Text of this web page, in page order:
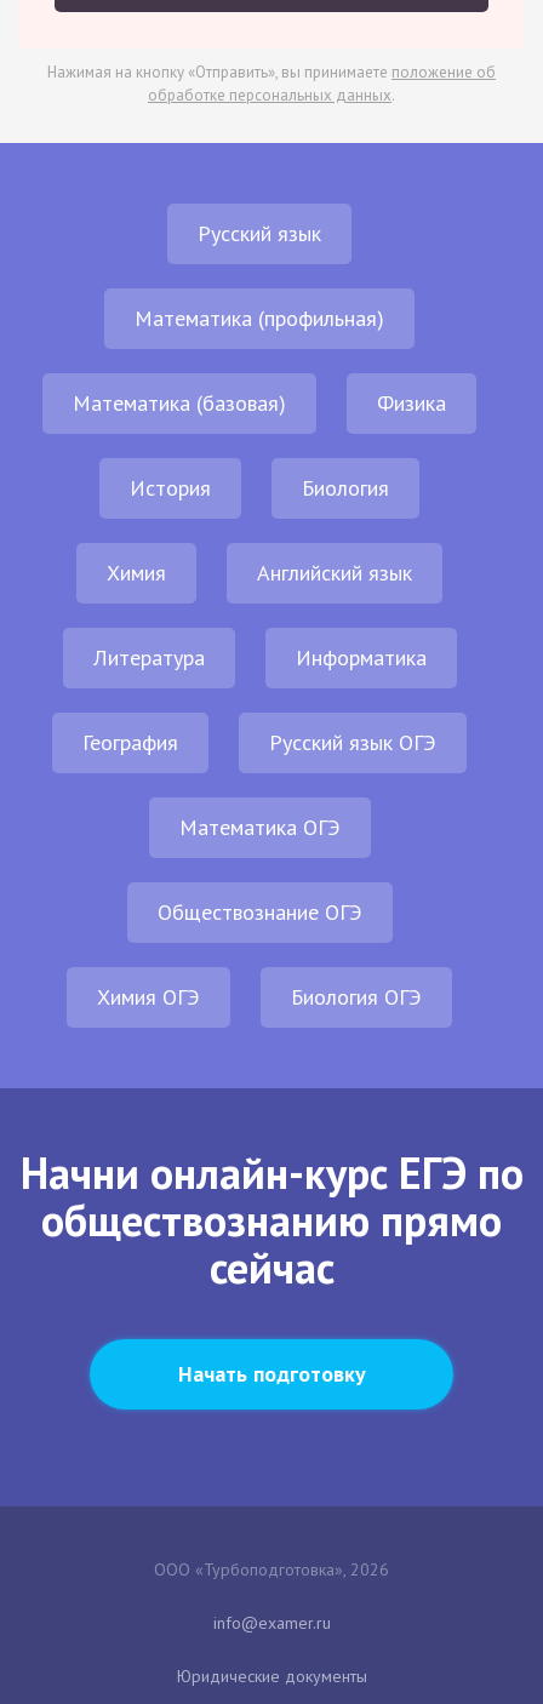
Нажимая на кнопку «Отправить», вы принимаете положение об
обработке персональных данных.
Русский язык
Математика (профильная)
Математика (базовая) Физика
История Биология
Химия Английский язык
Литература Информатика
География Русский язык ОГЭ
Математика ОГЭ
Обществознание ОГЭ
Химия ОГЭ Биология ОГЭ
Начни онлайн-курс ЕГЭ по
обществознанию прямо
сейчас
Начать подготовку
ООО «Турбоподготовка», 2026
Юридические документы